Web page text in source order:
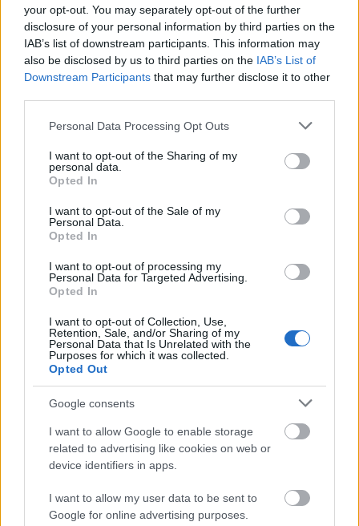
your opt-out. You may separately opt-out of the further
disclosure of your personal information by third parties on the
IAB’s list of downstream participants. This information may
also be disclosed by us to third parties on the IAB’s List of
Downstream Participants that may further disclose it to other
Please note that this website/app uses one or more Google
not limited to your visit or usage behaviour. You may click to
grant or deny consent to Google and its third-party tags to
use your data for below specified purposes in below Google
consent section.
Personal Data Processing Opt Outs
I want to opt-out of the Sharing of my
personal data.
Opted In
I want to opt-out of the Sale of my
Personal Data.
Opted In
I want to opt-out of processing my
Personal Data for Targeted Advertising.
Opted In
I want to opt-out of Collection, Use,
Retention, Sale, and/or Sharing of my
Personal Data that Is Unrelated with the
Purposes for which it was collected.
Opted Out
Google consents
I want to allow Google to enable storage
related to advertising like cookies on web or
device identifiers in apps.
I want to allow my user data to be sent to
Google for online advertising purposes.